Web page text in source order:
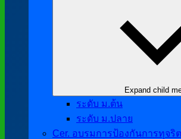
Expand child
ระดับ ม.ต้น
ระดับ ม.ปลาย
Cer. อบรมการป้องกันการทุจ